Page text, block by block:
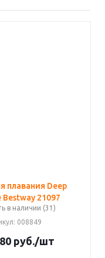
плавания Deep
Bestway 21097
в наличии (31)
: 008849
руб./шт